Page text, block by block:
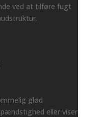
ved at tilføre fugt
glød
eller viser